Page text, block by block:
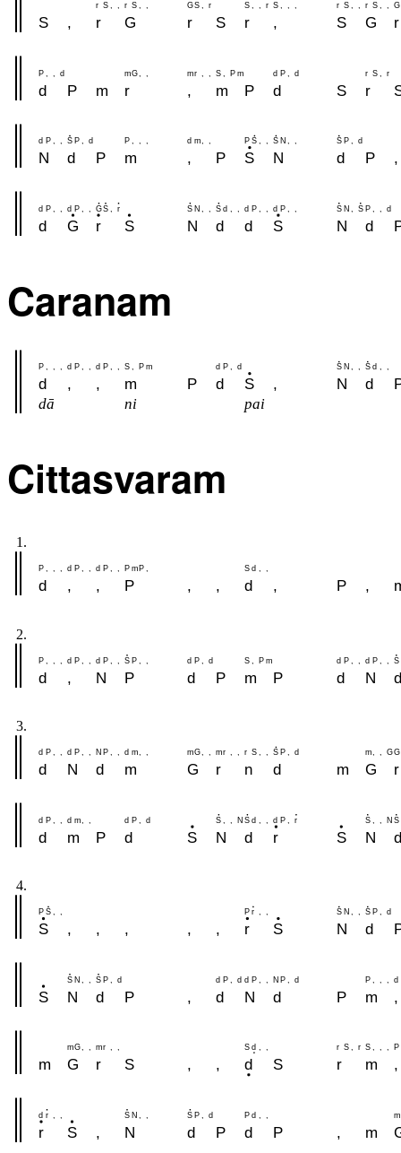
r S , , r S , , GS , r S , , r S , , , r S , , r S , , G
S , r G r S r , S G r
P d mG mr S P m d P d r S r
d P m r , m P d S r
d P , , S P , d P , , , d m, , P S , , S N , , S P , d
N d P m , P S N d P ,
d P d P GS r S N S d d P d P S N S P d
d G r S N d d S N d
Caranam
P , , , d P , , d P , , S , P m d P , d S N , , S d , ,
d , , m P d S , N d
dā ni pai
Cittasvaram
1.
P , , , d P , , d P , , P m P , S d , ,
d , , P , , d , P ,
2.
P d P d P S P d P d S P m d P d P S
d , N P d P m P d N d
3.
d P , , d P , , N P , , d m, , mG, , mr , , r S , , S P , d m, , GG
d N d m G r n d m G r
d P d m d P d S N S d d P r S N S
d m P d S N d r S N d
4.
P S , , P r , , S N , , S P , d
S , , , , , r S N d
S N S P d d P d d P N P d P d
S N d P , d N d P m ,
mG, , mr , , S d , , r S , r S , , , P
m G r S , , d S r m ,
d r S N S P d P d m
r S , N d P d P , m